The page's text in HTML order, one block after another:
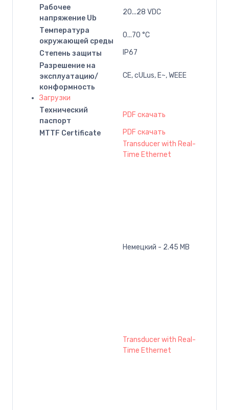
Рабочее
напряжение Ub
20...28 VDC
Температура
окружающей среды
0...70 °C
Степень защиты
IP67
Разрешение на
эксплуатацию/
конформность
CE, cULus, E~, WEEE
Загрузки
Технический
паспорт
PDF скачать
MTTF Certificate PDF скачать
Transducer with Real-
Time Ethernet
Немецкий - 2.45 MB
Transducer with Real-
Time Ethernet